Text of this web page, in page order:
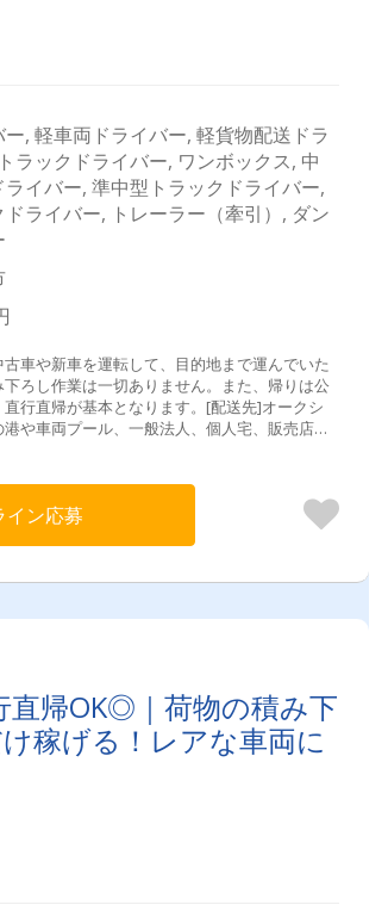
, 軽車両ドライバー, 軽貨物配送ドラ
ラックドライバー, ワンボックス, 中
イバー, 準中型トラックドライバー,
ライバー, トレーラー（牽引）, ダン
古車や新車を運転して、目的地まで運んでいた
ろし作業は一切ありません。また、帰りは公
行直帰が基本となります。[配送先]オークシ
や車両プール、一般法人、個人宅、販売店な
機関を使い引取先へお伺い→車輛点検→安全
内、八王子市、町田市、羽村市＜埼玉県＞上尾
市、春日部市、川越市、戸田市、三郷市、熊谷
日高市、所沢市、狭山市、入間市＜神奈川県＞
井市、船橋市、市川市、印西市、佐倉市、四
なか市、日立市、鹿嶋市、神栖市＜群馬県＞
イン応募
直帰OK◎｜荷物の積み下
稼げる！レアな車両に